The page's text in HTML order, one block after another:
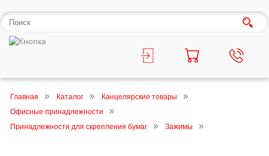
Главная Каталог
Канцелярские товары
Офисные принадлежности
Принадлежности для скрепления бумаг
Зажимы